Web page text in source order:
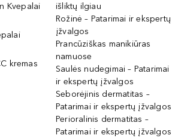
Kvepalai
kremas
išliktų ilgiau
Rožinė – Patarimai ir ekspertų
įžvalgos
Prancūziškas manikiūras
namuose
Saulės nudegimai – Patarimai
ir ekspertų įžvalgos
Seborėjinis dermatitas –
Patarimai ir ekspertų įžvalgos
Perioralinis dermatitas –
Patarimai ir ekspertų įžvalgos